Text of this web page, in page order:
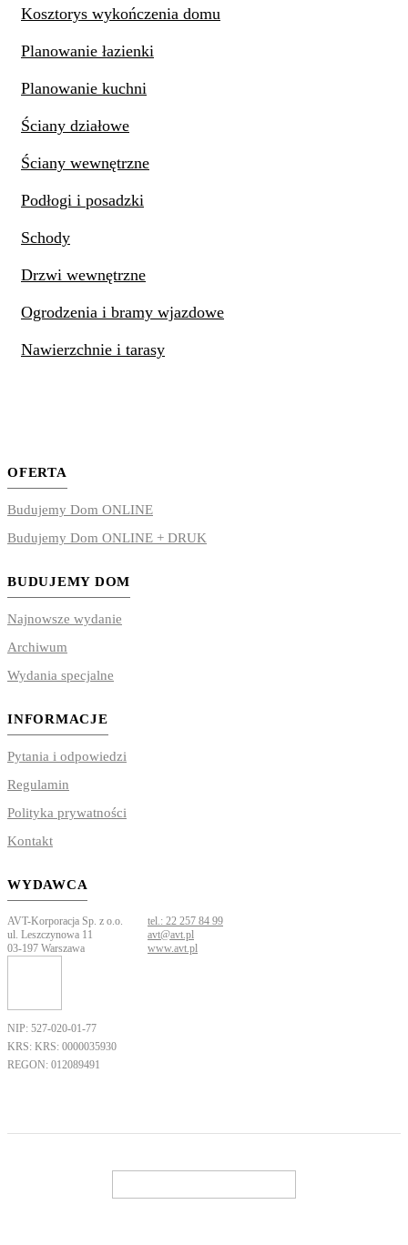
Kosztorys wykończenia domu
Planowanie łazienki
Planowanie kuchni
Ściany działowe
Ściany wewnętrzne
Podłogi i posadzki
Schody
Drzwi wewnętrzne
Ogrodzenia i bramy wjazdowe
Nawierzchnie i tarasy
OFERTA
Budujemy Dom ONLINE
Budujemy Dom ONLINE + DRUK
BUDUJEMY DOM
Najnowsze wydanie
Archiwum
Wydania specjalne
INFORMACJE
Pytania i odpowiedzi
Regulamin
Polityka prywatności
Kontakt
WYDAWCA
AVT-Korporacja Sp. z o.o.
tel.: 22 257 84 99
ul. Leszczynowa 11
avt@avt.pl
03-197 Warszawa
www.avt.pl
NIP: 527-020-01-77
KRS: KRS: 0000035930
REGON: 012089491